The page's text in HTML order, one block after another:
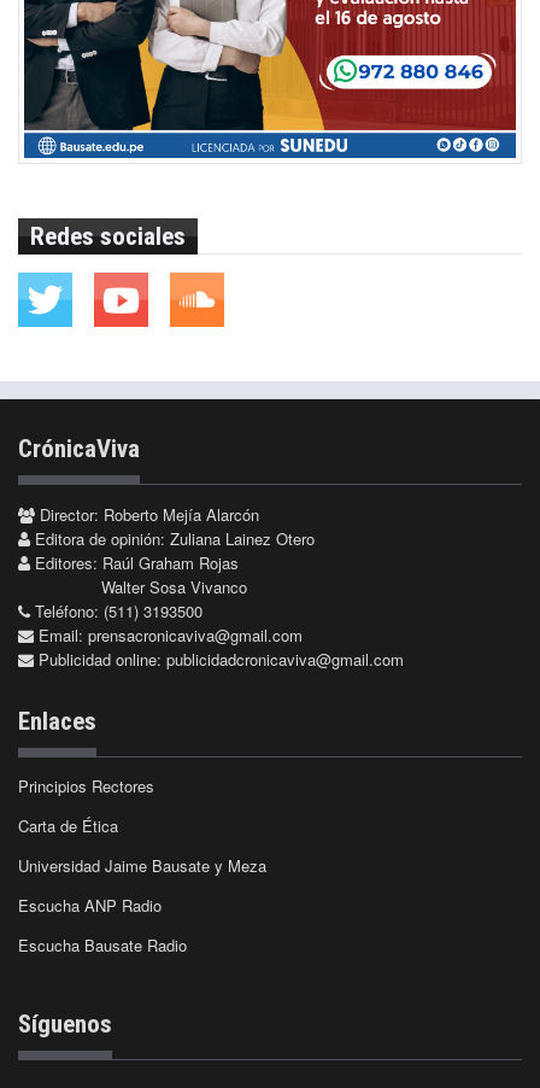
Redes sociales
CrónicaViva
Director: Roberto Mejía Alarcón
Editora de opinión: Zuliana Lainez Otero
Editores: Raúl Graham Rojas
Walter Sosa Vivanco
Teléfono: (511) 3193500
Email: prensacronicaviva@gmail.com
Publicidad online: publicidadcronicaviva@gmail.com
Enlaces
Principios Rectores
Carta de Ética
Universidad Jaime Bausate y Meza
Escucha ANP Radio
Escucha Bausate Radio
Síguenos